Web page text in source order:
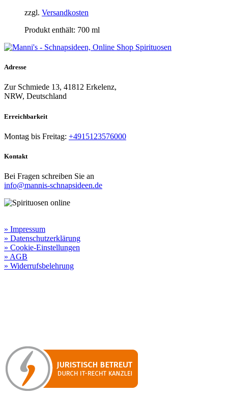
zzgl. Versandkosten
Produkt enthält: 700 ml
Adresse
Zur Schmiede 13, 41812 Erkelenz,
NRW, Deutschland
Erreichbarkeit​
Montag bis Freitag: +4915123576000
Kontakt
Bei Fragen schreiben Sie an
info@mannis-schnapsideen.de
» Impressum
» Datenschutzerklärung
» Cookie-Einstellungen
» AGB
» Widerrufsbelehrung